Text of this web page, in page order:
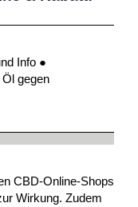
Info ●
gegen
CBD-Online-Shops
Wirkung. Zudem